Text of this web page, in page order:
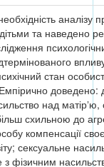
аналізу
та наведено
стан
доведено:
над матірʼю,
схильною до
компенсації
сексуальне
з фізичним